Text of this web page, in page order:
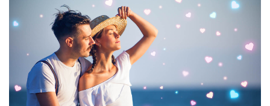
Please select
Free Photoshop Overlay #10 Small 800*533px
Heart Collection